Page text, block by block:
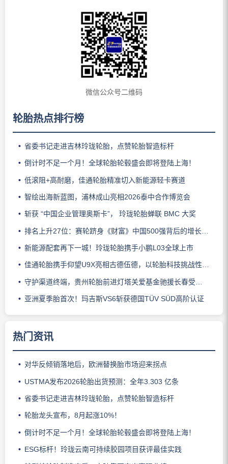
微信公众号二维码
轮胎热点排行榜
省委书记走进吉林玲珑轮胎，点赞轮胎智造标杆
倒计时不足一个月！全球轮胎轮毂盛会即将登陆上海！
低滚阻+高耐磨，佳通轮胎精准切入新能源轻卡赛道
智绘出海新蓝图，浦林成山亮相2026泰中合作博览会
斩获 “中国企业管理奥斯卡”， 玲珑轮胎蝉联 BMC 大奖
排名上升27位：赛轮跻身《财富》中国500强背后的增长逻辑
新能源配套再下一城！玲珑轮胎携手小鹏L03全球上市
佳通轮胎携手仰望U9X亮相古德伍德，以轮胎科技挑战性能边界
守护渠道终端，贵州轮胎前进灯塔关爱基金驰援长春受灾门店
亚洲夏季胎首次！玛吉斯VS6斩获德国TÜV SÜD高阶认证
热门资讯
对华反倾销落地后，欧洲替换胎市场迎来拐点
USTMA发布2026轮胎出货预测：全年3.303 亿条
省委书记走进吉林玲珑轮胎，点赞轮胎智造标杆
轮胎龙头宣布，8月起涨10%！
倒计时不足一个月！全球轮胎轮毂盛会即将登陆上海！
ESG标杆！玲珑云南可持续胶园项目获评最佳实践